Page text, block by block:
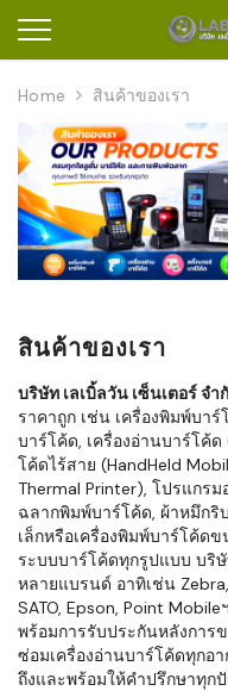
Home สินค้าของเรา
สินค้าของเรา
บริษัท เลเบิ้ลวัน เซ็นเตอร์ จำ
ราคาถูก เช่น เครื่องพิมพ์บา
บาร์โค้ด, เครื่องอ่านบาร์โค้
โค้ดไร้สาย (HandHeld
Thermal Printer), โปรแกร
ฉลากพิมพ์บาร์โค้ด, ผ้าหมึก
เล็กหรือเครื่องพิมพ์บาร์โค้ด
ระบบบาร์โค้ดทุกรูปแบบ บริ
หลายแบรนด์ อาทิเช่น Zebra,
SATO, Epson, Point
พร้อมการรับประกันหลังการ
ซ่อมเครื่องอ่านบาร์โค้ดทุกอ
ถึงและพร้อมให้คำปรึกษาทุก